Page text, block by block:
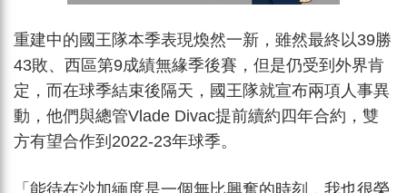
重建中的國王隊本季表現煥然一新，雖然最終以39勝
43敗、西區第9成績無緣季後賽，但是仍受到外界肯
定，而在球季結束後隔天，國王隊就宣布兩項人事異
動，他們與總管Vlade Divac提前續約四年合約，雙
方有望合作到2022-23年球季。
「能待在沙加緬度是一個無比興奮的時刻，我也很榮